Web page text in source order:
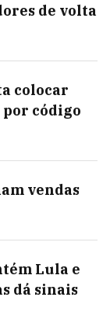
de volta
colocar
código
vendas
Lula e
dá sinais